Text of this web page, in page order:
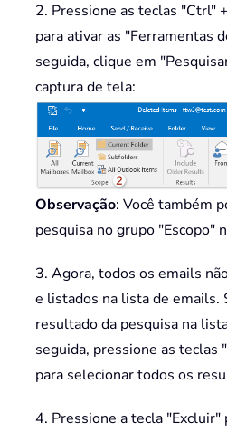
2. Pressione as teclas "Ctrl"
para ativar as "Ferramentas
seguida, clique em
captura de tela:
Observação: Você também
pesquisa no grupo "Escopo"
3. Agora, todos os emails
e listados na lista de emails.
resultado da pesquisa na
seguida, pressione as teclas
para selecionar todos os
4. Pressione a tecla